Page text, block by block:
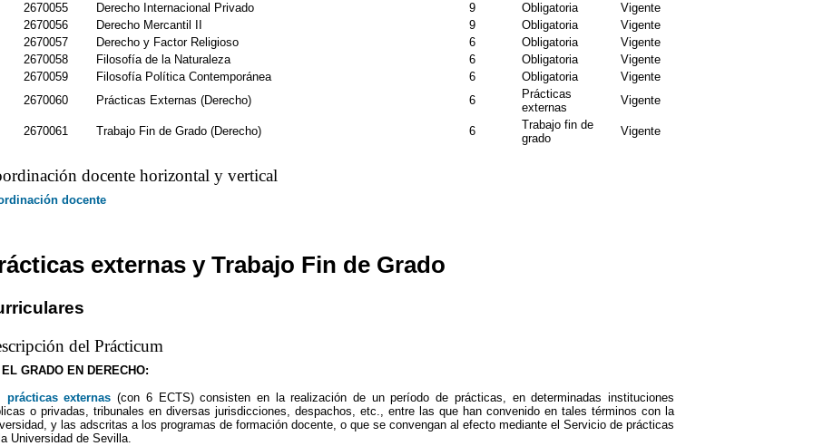
2670055 Derecho Internacional Privado 9 Obligatoria
Vigente
2670056 Derecho Mercantil II 9 Obligatoria
Vigente
2670057 Derecho y Factor Religioso 6 Obligatoria
Vigente
2670058 Filosofía de la Naturaleza 6 Obligatoria
Vigente
2670059 Filosofía Política Contemporánea 6 Obligatoria
Vigente
2670060 Prácticas Externas (Derecho) 6
Prácticas
externas
Vigente
2670061 Trabajo Fin de Grado (Derecho) 6
Trabajo fin de
grado
Vigente
docente horizontal y vertical
docente
externas y Trabajo Fin de Grado
del Prácticum
EL GRADO EN DERECHO:
prácticas externas (con 6 ECTS) consisten en la realización de un período de prácticas, en determinadas instituciones
o privadas, tribunales en diversas jurisdicciones, despachos, etc., entre las que han convenido en tales términos con la
y las adscritas a los programas de formación docente, o que se convengan al efecto mediante el Servicio de prácticas
Universidad de Sevilla.